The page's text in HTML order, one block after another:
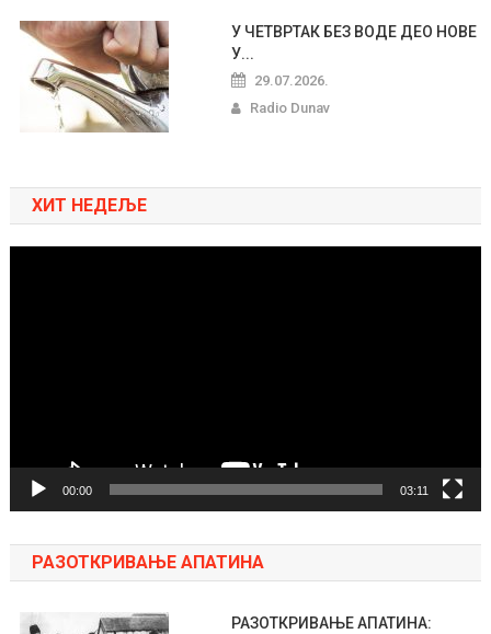
У ЧЕТВРТАК БЕЗ ВОДЕ ДЕО НОВЕ
У...
29.07.2026.
Radio Dunav
ХИТ НЕДЕЉЕ
00:00 03:11
РАЗОТКРИВАЊЕ АПАТИНА
РАЗОТКРИВАЊЕ АПАТИНА: